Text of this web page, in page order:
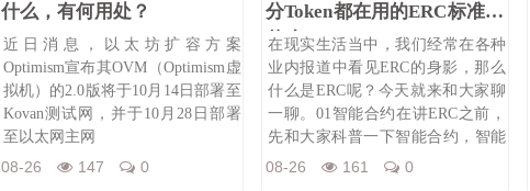
什么，有何用处？
近日消息，以太坊扩容方案
Optimism宣布其OVM（Optimism虚
拟机）的2.0版将于10月14日部署至
Kovan测试网，并于10月28日部署
至以太网主网
08-26 147 0
分Token都在用的ERC标准是
什么？
在现实生活当中，我们经常在各种
业内报道中看见ERC的身影，那么
什么是ERC呢？今天就来和大家聊
一聊。01智能合约在讲ERC之前，
先和大家科普一下智能合约，智能
合
08-26 161 0